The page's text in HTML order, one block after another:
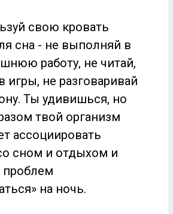
свою кровать
сна - не выполняй в
работу, не читай,
игры, не разговаривай
Ты удивишься, но
твой организм
ассоциировать
сном и отдыхом и
проблем
на ночь.